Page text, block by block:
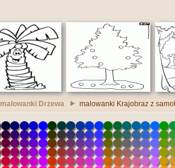
malowanki Drzewa malowanki Krajobraz z